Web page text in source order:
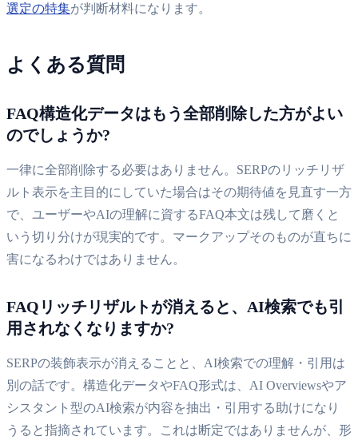
選定の特集が判断材料になります。
よくある質問
FAQ構造化データはもう全部削除した方がよい
のでしょうか?
一律に全部削除する必要はありません。SERPのリッチリザ
ルト表示を主目的にしていた場合はその期待値を見直す一方
で、ユーザーやAIの理解に資するFAQ本文は残して磨くと
いう切り分けが現実的です。マークアップそのものが直ちに
害になるわけではありません。
FAQリッチリザルトが消えると、AI検索でも引
用されなくなりますか?
SERPの装飾表示が消えることと、AI検索での理解・引用は
別の話です。構造化データやFAQ形式は、AI Overviewsやア
シスタント型のAI検索が内容を抽出・引用する助けになり
うると指摘されています。これは断定ではありませんが、形